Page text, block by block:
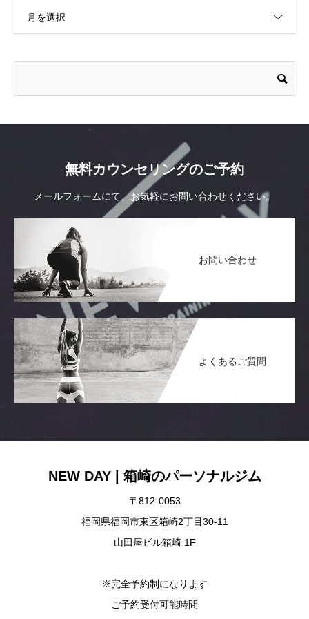
月を選択
無料カウンセリングのご予約
メールフォームにて、お気軽にお問い合わせください。
お問い合わせ
よくあるご質問
NEW DAY | 箱崎のパーソナルジム
〒812-0053
福岡県福岡市東区箱崎2丁目30-11
山田屋ビル箱崎 1F
※完全予約制になります
ご予約受付可能時間